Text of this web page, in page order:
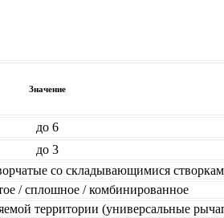
Значение
до 6
до 3
со складывающимися
/ сплошное / комбинированное
территории (универсальные